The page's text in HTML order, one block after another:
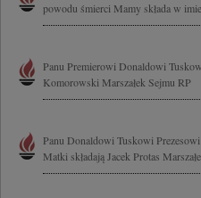
powodu śmierci Mamy składa w
Panu Premierowi Donaldowi
Komorowski Marszałek Sejmu RP
Panu Donaldowi Tuskowi
Matki składają Jacek Protas